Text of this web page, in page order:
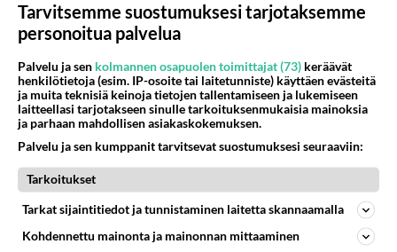
Tarvitsemme suostumuksesi tarjotaksemme
personoitua palvelua
Palvelu ja sen kolmannen osapuolen toimittajat (73) keräävät
henkilötietoja (esim. IP-osoite tai laitetunniste) käyttäen evästeitä
ja muita teknisiä keinoja tietojen tallentamiseen ja lukemiseen
laitteellasi tarjotakseen sinulle tarkoituksenmukaisia mainoksia
ja parhaan mahdollisen asiakaskokemuksen.
Palvelu ja sen kumppanit tarvitsevat suostumuksesi seuraaviin:
Tarkoitukset
Tarkat sijaintitiedot ja tunnistaminen laitetta skannaamalla
Kohdennettu mainonta ja mainonnan mittaaminen